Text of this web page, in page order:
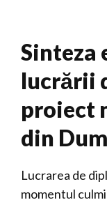
Sinteza
lucrării
proiect
din
Lucrarea de
momentul